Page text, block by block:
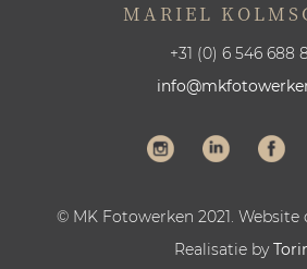
MARIEL
+31 (0) 6 546 688
© MK Fotowerken 2021. Website
Realisatie by